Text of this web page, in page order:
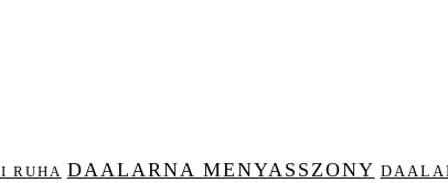
RUHA DAALARNA MENYASSZONY